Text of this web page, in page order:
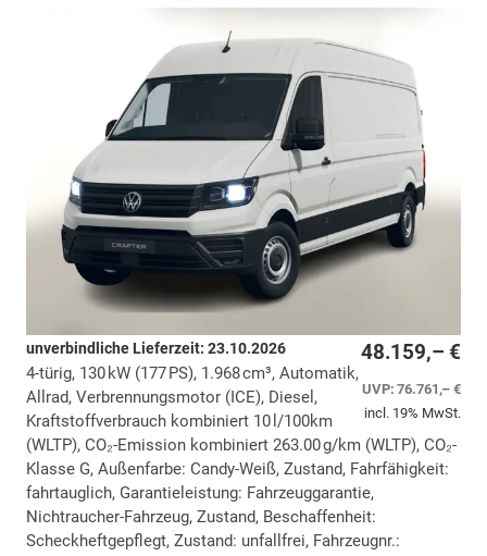
48.159,– €
UVP:76.761,– €
incl. 19% MwSt.
unverbindliche Lieferzeit: 23.10.2026
4-türig, 130 kW (177 PS), 1.968 cm³, Automatik,
Allrad, Verbrennungsmotor (ICE), Diesel,
Kraftstoffverbrauch kombiniert 10 l/100km
(WLTP), CO₂-Emission kombiniert 263.00 g/km (WLTP), CO₂-
Klasse G, Außenfarbe: Candy-Weiß, Zustand, Fahrfähigkeit:
fahrtauglich, Garantieleistung: Fahrzeuggarantie,
Nichtraucher-Fahrzeug, Zustand, Beschaffenheit:
Scheckheftgepflegt, Zustand: unfallfrei, Fahrzeugnr.: